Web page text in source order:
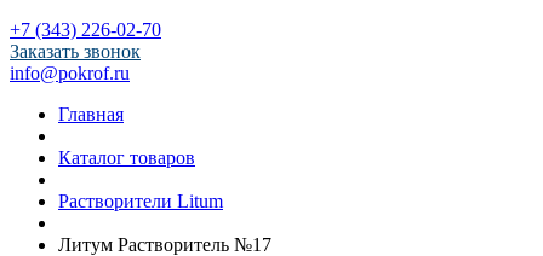
+7 (343) 226-02-70
Заказать звонок
info@pokrof.ru
Главная
Каталог товаров
Растворители Litum
Литум Растворитель №17